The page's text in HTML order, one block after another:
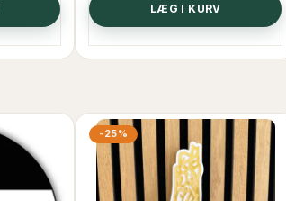
LÆG I KURV
-25%